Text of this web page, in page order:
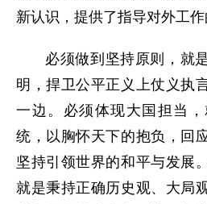
新认识，提供了指导对外工作
必须做到坚持原则，就
明，捍卫公平正义上仗义执
一边。必须体现大国担当
统，以胸怀天下的抱负，回
坚持引领世界的和平与发展
就是秉持正确历史观、大局